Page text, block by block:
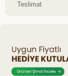
Teslimat